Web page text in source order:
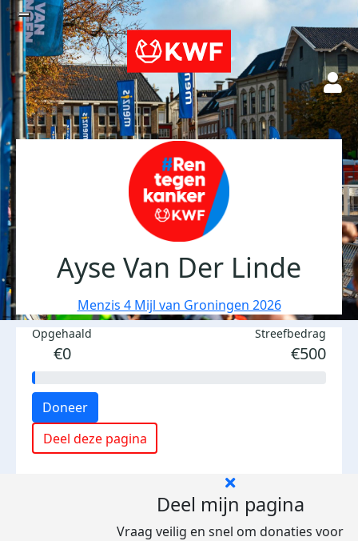
Ayse Van Der Linde
Menzis 4 Mijl van Groningen 2026
Opgehaald
€0
Streefbedrag
€500
Doneer
Deel deze pagina
Deel mijn pagina
Vraag veilig en snel om donaties voor